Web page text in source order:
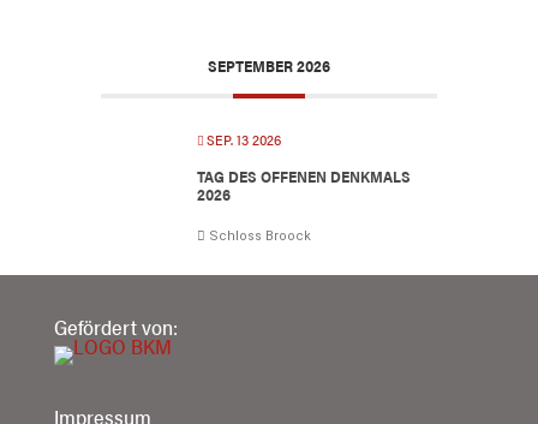
SEPTEMBER 2026
SEP. 13 2026
TAG DES OFFENEN DENKMALS
2026
Schloss Broock
Gefördert von:
Impressum